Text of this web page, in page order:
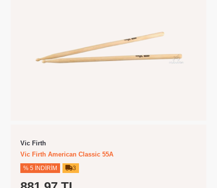
Vic Firth
Vic Firth American Classic 55A
% 5 İNDIRIM 3